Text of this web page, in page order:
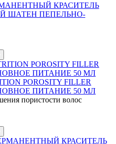
КРАСИТЕЛЬ
ШАТЕН ПЕПЕЛЬНО-
POROSITY FILLER
ПИТАНИЕ 50 МЛ
пористости волос